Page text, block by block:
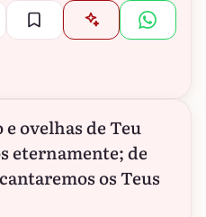
ovelhas de Teu
eternamente; de
os Teus